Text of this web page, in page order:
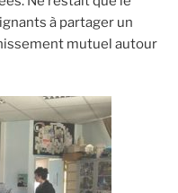
à partager un
mutuel autour